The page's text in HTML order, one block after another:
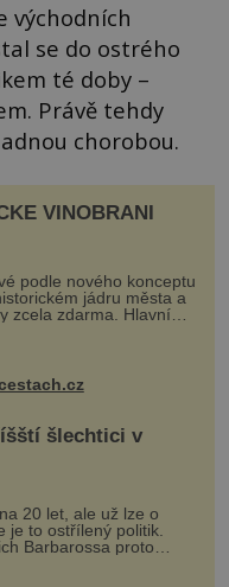
východních
se do ostrého
té doby –
Právě tehdy
chorobou.
VINOBRANÍ
podle nového konceptu
jádru města a
zcela zdarma. Hlavní
na Karlově a
na víno, burčák, pes...
šlechtici v
20 let, ale už lze o
je to ostřílený politik.
Barbarossa proto
syna a dědice Jindřicha
aby se stal